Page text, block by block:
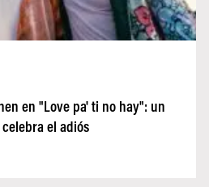
en "Love pa' ti no hay": un
el adiós